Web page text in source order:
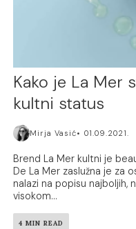
Kako je La Mer
kultni status
Mirja Vasić 01.09.2021.
Brend La Mer kultni je
De La Mer zaslužna je za
nalazi na popisu najboljih,
visokom...
4 MIN READ